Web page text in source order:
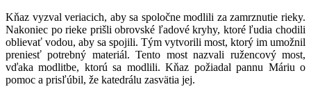
Kňaz vyzval veriacich, aby sa spoločne modlili za zamrznutie rieky.
Nakoniec po rieke prišli obrovské ľadové kryhy, ktoré ľudia chodili
oblievať vodou, aby sa spojili. Tým vytvorili most, ktorý im umožnil
preniesť potrebný materiál. Tento most nazvali ružencový most,
vďaka modlitbe, ktorú sa modlili. Kňaz požiadal pannu Máriu o
pomoc a prisľúbil, že katedrálu zasvätia jej.